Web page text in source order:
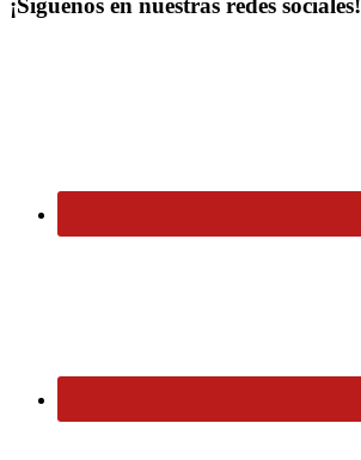
¡Siguenos en nuestras redes sociales!